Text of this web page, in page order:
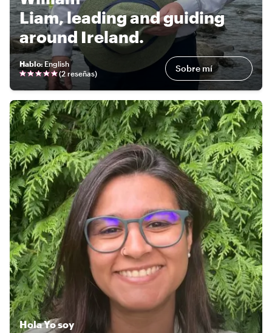
Liam, leading and guiding
around Ireland.
Hablo:English
(2 reseñas) Sobre mí
HolaYo soy